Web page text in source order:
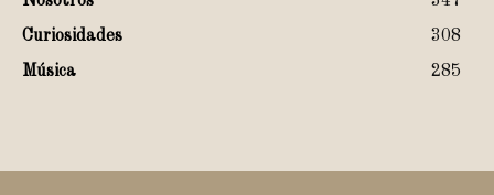
Curiosidades
308
Música
285